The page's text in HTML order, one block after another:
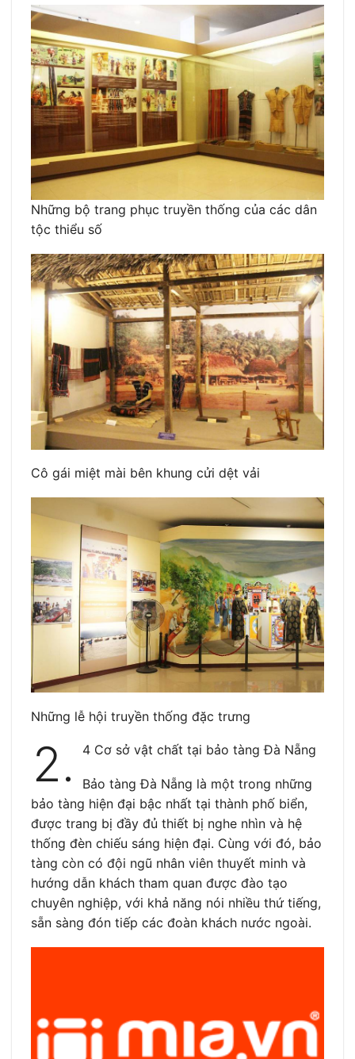
Những bộ trang phục truyền thống của các dân
tộc thiểu số
Cô gái miệt mài bên khung cửi dệt vải
Những lễ hội truyền thống đặc trưng
2. 4 Cơ sở vật chất tại bảo tàng Đà Nẵng
Bảo tàng Đà Nẵng là một trong những
bảo tàng hiện đại bậc nhất tại thành phố biển,
được trang bị đầy đủ thiết bị nghe nhìn và hệ
thống đèn chiếu sáng hiện đại. Cùng với đó, bảo
tàng còn có đội ngũ nhân viên thuyết minh và
hướng dẫn khách tham quan được đào tạo
chuyên nghiệp, với khả năng nói nhiều thứ tiếng,
sẵn sàng đón tiếp các đoàn khách nước ngoài.